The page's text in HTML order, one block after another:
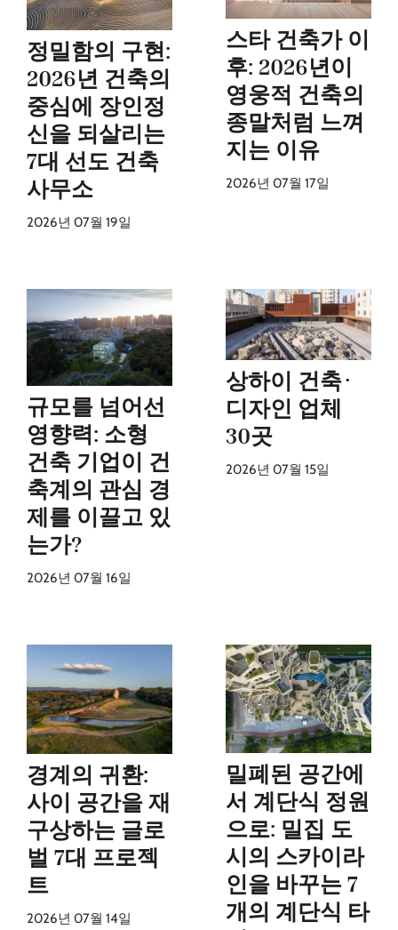
정밀함의 구현:
2026년 건축의
중심에 장인정
신을 되살리는
7대 선도 건축
사무소
2026년 07월 19일
스타 건축가 이
후: 2026년이
영웅적 건축의
종말처럼 느껴
지는 이유
2026년 07월 17일
규모를 넘어선
영향력: 소형
건축 기업이 건
축계의 관심 경
제를 이끌고 있
는가?
2026년 07월 16일
상하이 건축·
디자인 업체
30곳
2026년 07월 15일
경계의 귀환:
사이 공간을 재
구상하는 글로
벌 7대 프로젝
트
2026년 07월 14일
밀폐된 공간에
서 계단식 정원
으로: 밀집 도
시의 스카이라
인을 바꾸는 7
개의 계단식 타